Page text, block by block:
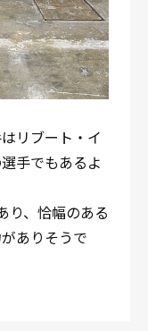
リブート・イ
手でもあるよ
り、恰幅のある
ありそうで